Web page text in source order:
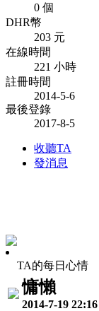
0 個
DHR幣
203 元
在線時間
221 小時
註冊時間
2014-5-6
最後登錄
2017-8-5
收聽TA
發消息
TA的每日心情
慵懶
2014-7-19 22:16